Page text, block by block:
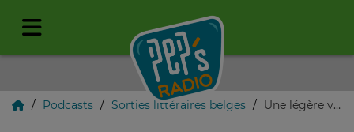
Podcasts Sorties littéraires belges Une légère victoire - Pédale !